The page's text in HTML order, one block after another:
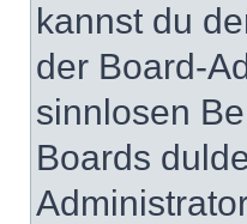
kannst du
der Board-
sinnlosen
Boards